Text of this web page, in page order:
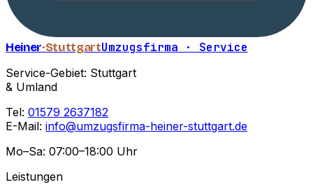
Heiner·StuttgartUmzugsfirma · Service
Service-Gebiet: Stuttgart
& Umland
Tel: 01579 2637182
E-Mail: info@umzugsfirma-heiner-stuttgart.de
Mo–Sa: 07:00–18:00 Uhr
Leistungen